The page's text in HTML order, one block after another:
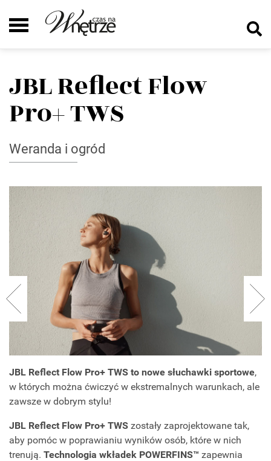
JBL Reflect Flow
Pro+ TWS
Weranda i ogród
JBL Reflect Flow Pro+ TWS to nowe słuchawki sportowe,
w których można ćwiczyć w ekstremalnych warunkach, ale
zawsze w dobrym stylu!
JBL Reflect Flow Pro+ TWS zostały zaprojektowane tak,
aby pomóc w poprawianiu wyników osób, które w nich
trenują. Technologia wkładek POWERFINS™ zapewnia